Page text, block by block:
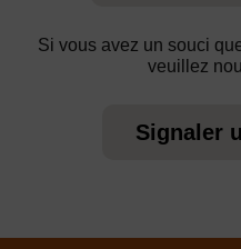
Si vous avez un souci
veuillez
Signaler